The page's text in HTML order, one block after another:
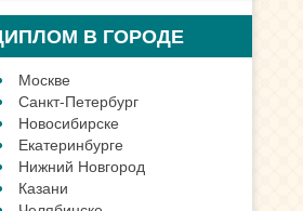
В ГОРОДЕ
Москве
Санкт-Петербург
Новосибирске
Екатеринбурге
Нижний Новгород
Казани